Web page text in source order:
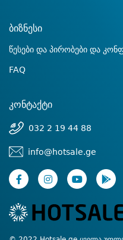
ბიზნესი
წესები და პირობები და
FAQ
კონტაქტი
032 2 19 44 88
info@hotsale.ge